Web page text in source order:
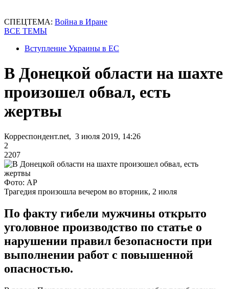
СПЕЦТЕМА: Война в Иране
ВСЕ ТЕМЫ
Вступление Украины в ЕС
В Донецкой области на шахте
произошел обвал, есть
жертвы
Корреспондент.net, 3 июля 2019, 14:26
2
2207
Фото: АР
Трагедия произошла вечером во вторник, 2 июля
По факту гибели мужчины открыто
уголовное производство по статье о
нарушении правил безопасности при
выполнении работ с повышенной
опасностью.